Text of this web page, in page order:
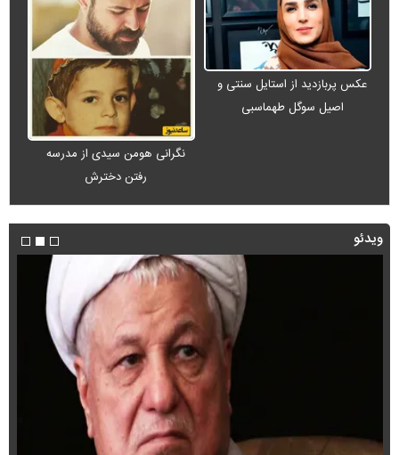
عکس پربازدید از استایل سنتی و
اصیل سوگل طهماسبی
نگرانی هومن سیدی از مدرسه
رفتن دخترش
ویدئو